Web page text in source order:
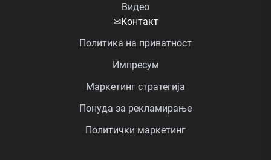
Видео
✉Контакт
Политика на приватност
Импресум
Маркетинг стратегија
Понуда за рекламирање
Политички маркетинг